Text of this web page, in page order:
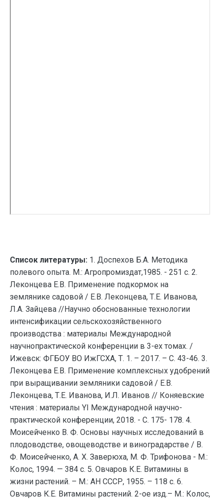
Список литературы: 1. Доспехов Б.А. Методика
полевого опыта. М.: Агропромиздат,1985. - 251 с. 2.
Леконцева Е.В. Применение подкормок на
землянике садовой / Е.В. Леконцева, Т.Е. Иванова,
Л.А. Зайцева //Научно обоснованные технологии
интенсификации сельскохозяйственного
производства : материалы Международной
научнопрактической конференции в 3-ех томах. /
Ижевск: ФГБОУ ВО ИжГСХА, Т. 1. – 2017. – С. 43-46. 3.
Леконцева Е.В. Применение комплексных удобрений
при выращивании земляники садовой / Е.В.
Леконцева, Т.Е. Иванова, И.Л. Иванов // Коняевские
чтения : материалы YI Международной научно-
практической конференции, 2018. - С. 175- 178. 4.
Моисейченко В. Ф. Основы научных исследований в
плодоводстве, овощеводстве и виноградарстве / В.
Ф. Моисейченко, А. X. Заверюха, М. Ф. Трифонова - М.:
Колос, 1994. — 384 с. 5. Овчаров К.Е. Витамины в
жизни растений. – М.: АН СССР, 1955. – 118 с. 6.
Овчаров К.Е. Витамины растений. 2-ое изд.– М.: Колос,